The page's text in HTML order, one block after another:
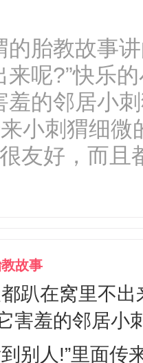
的胎教故事
来呢?”快乐
羞的邻居小
小刺猬细微
友好，而且
故事
趴在窝里不
害羞的邻居小
别人!”里面传